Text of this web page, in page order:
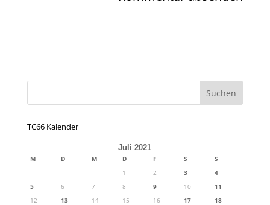
TC66 Kalender
Juli 2021
M D M D F S
S
1
2 3
4
5
6 7 8 9 10
11
12
13 14 15 16 17
18